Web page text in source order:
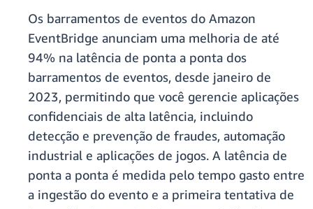
Os barramentos de eventos do Amazon
EventBridge anunciam uma melhoria de até
94% na latência de ponta a ponta dos
barramentos de eventos, desde janeiro de
2023, permitindo que você gerencie aplicações
confidenciais de alta latência, incluindo
detecção e prevenção de fraudes, automação
industrial e aplicações de jogos. A latência de
ponta a ponta é medida pelo tempo gasto entre
a ingestão do evento e a primeira tentativa de